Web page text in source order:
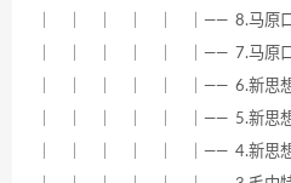
｜ ｜ ｜ ｜ ｜ ｜—— 8.马原口
｜ ｜ ｜ ｜ ｜ ｜—— 7.马原口
｜ ｜ ｜ ｜ ｜ ｜—— 6.新思想
｜ ｜ ｜ ｜ ｜ ｜—— 5.新思想
｜ ｜ ｜ ｜ ｜ ｜—— 4.新思想